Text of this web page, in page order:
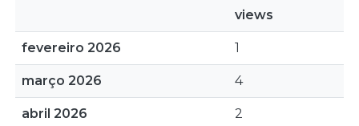
views
fevereiro 2026 1
março 2026 4
abril 2026 2